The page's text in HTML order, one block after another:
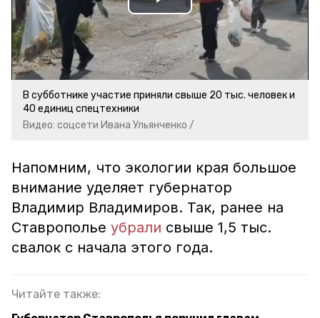
Play
Video
В субботнике участие приняли свыше 20 тыс. человек и
40 единиц спецтехники
Видео: соцсети Ивана Ульянченко /
Напомним, что экологии края большое
внимание уделяет губернатор
Владимир Владимиров. Так, ранее на
Ставрополье убрали свыше 1,5 тыс.
свалок с начала этого года.
Читайте также: